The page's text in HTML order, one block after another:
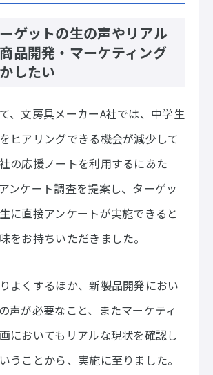
ゲットの生の声やリアル
品開発・マーケティング
したい
、文房具メーカーA社では、中学生
ヒアリングできる機会が減少して
の応援ノートを利用するにあた
ンケート調査を提案し、ターゲッ
に直接アンケートが実施できると
をお持ちいただきました。
よくするほか、新製品開発におい
声が必要なこと、またマーケティ
においてもリアルな現状を確認し
うことから、実施に至りました。